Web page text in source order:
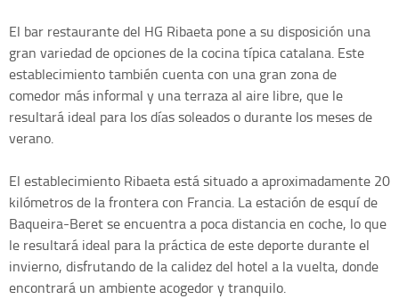
El bar restaurante del HG Ribaeta pone a su disposición una
gran variedad de opciones de la cocina típica catalana. Este
establecimiento también cuenta con una gran zona de
comedor más informal y una terraza al aire libre, que le
resultará ideal para los días soleados o durante los meses de
verano.
El establecimiento Ribaeta está situado a aproximadamente 20
kilómetros de la frontera con Francia. La estación de esquí de
Baqueira-Beret se encuentra a poca distancia en coche, lo que
le resultará ideal para la práctica de este deporte durante el
invierno, disfrutando de la calidez del hotel a la vuelta, donde
encontrará un ambiente acogedor y tranquilo.